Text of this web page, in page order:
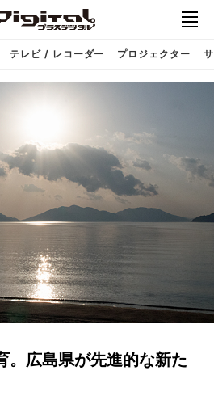
テレビ / レコーダー プロジェクター
。広島県が先進的な新た